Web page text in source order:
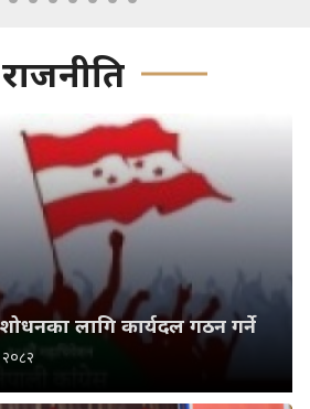
राजनीति
लागि कार्यदल गठन गर्ने